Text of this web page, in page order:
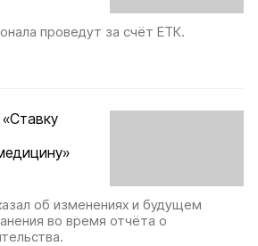
проведут за счёт ЕТК.
об изменениях и будущем
во время отчёта о